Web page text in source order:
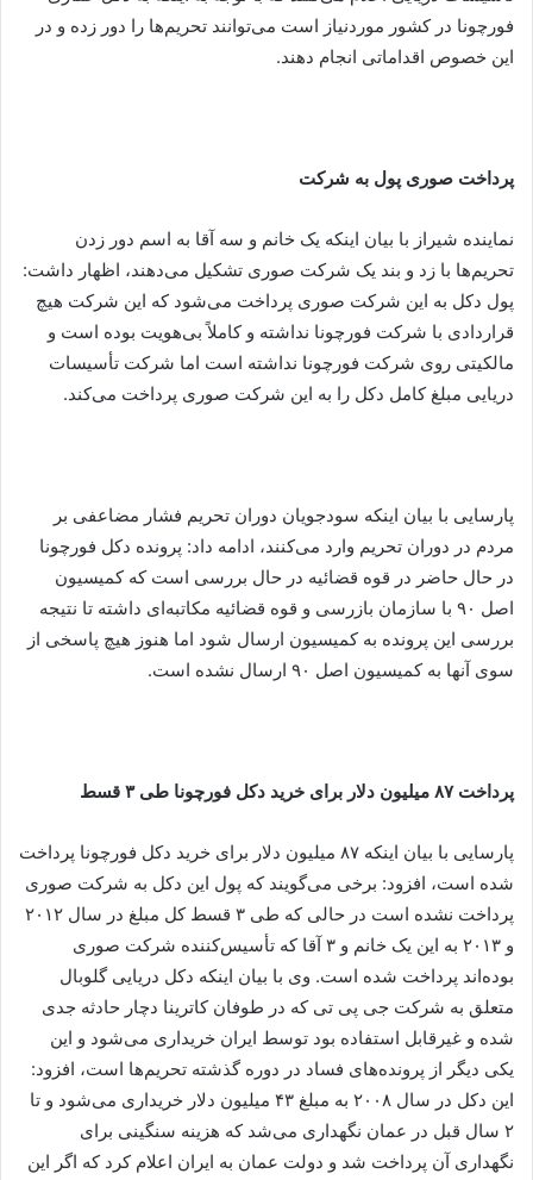
فورچونا در کشور موردنیاز است می‌توانند تحریم‌ها را دور زده و در
این خصوص اقداماتی انجام دهند.
پرداخت صوری پول به شرکت
نماینده شیراز با بیان اینکه یک خانم و سه آقا به اسم دور زدن
تحریم‌ها با زد و بند یک شرکت صوری تشکیل می‌دهند، اظهار داشت:
پول دکل به این شرکت صوری پرداخت می‌شود که این شرکت هیچ
قراردادی با شرکت فورچونا نداشته و کاملاً بی‌هویت بوده است و
مالکیتی روی شرکت فورچونا نداشته است اما شرکت تأسیسات
دریایی مبلغ کامل دکل را به این شرکت صوری پرداخت می‌کند.
پارسایی با بیان اینکه سودجویان دوران تحریم فشار مضاعفی بر
مردم در دوران تحریم وارد می‌کنند، ادامه داد: پرونده دکل فورچونا
در حال حاضر در قوه قضائیه در حال بررسی است که کمیسیون
اصل ۹۰ با سازمان بازرسی و قوه قضائیه مکاتبه‌ای داشته تا نتیجه
بررسی این پرونده به کمیسیون ارسال شود اما هنوز هیچ پاسخی از
سوی آنها به کمیسیون اصل ۹۰ ارسال نشده است.
پرداخت ۸۷ میلیون دلار برای خرید دکل فورچونا طی ۳ قسط
پارسایی با بیان اینکه ۸۷ میلیون دلار برای خرید دکل فورچونا پرداخت
شده است، افزود: برخی می‌گویند که پول این دکل به شرکت صوری
پرداخت نشده است در حالی که طی ۳ قسط کل مبلغ در سال ۲۰۱۲
و ۲۰۱۳ به این یک خانم و ۳ آقا که تأسیس‌کننده شرکت صوری
بوده‌اند پرداخت شده است. وی با بیان اینکه دکل دریایی گلوبال
متعلق به شرکت جی پی تی که در طوفان کاترینا دچار حادثه جدی
شده و غیرقابل استفاده بود توسط ایران خریداری می‌شود و این
یکی دیگر از پرونده‌های فساد در دوره گذشته تحریم‌ها است، افزود:
این دکل در سال ۲۰۰۸ به مبلغ ۴۳ میلیون دلار خریداری می‌شود و تا
۲ سال قبل در عمان نگهداری می‌شد که هزینه سنگینی برای
نگهداری آن پرداخت شد و دولت عمان به ایران اعلام کرد که اگر این